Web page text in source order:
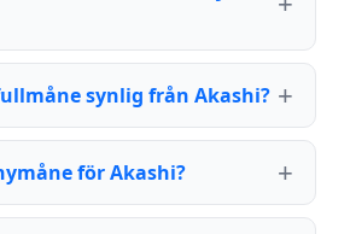
synlig från Akashi?
för Akashi?